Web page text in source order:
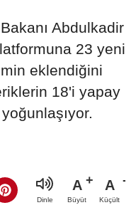
Abdulkadir
23 yeni
eklendiğini
18'i yapay
Dinle
A
Büyüt
A
Küçült